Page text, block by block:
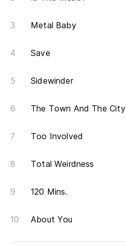
Metal Baby
Save
Sidewinder
The Town And The City
Too Involved
Total Weirdness
120 Mins.
About You